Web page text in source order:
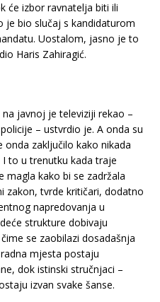
će izbor ravnatelja biti ili
je bio slučaj s kandidaturom
Uostalom, jasno je to
Haris Zahiragić.
javnoj je televiziji rekao –
– ustvrdio je. A onda su
zaključilo kako nikada
to u trenutku kada traje
magla kako bi se zadržala
zakon, tvrde kritičari, dodatno
napredovanja u
strukture dobivaju
se zaobilazi dosadašnja
mjesta postaju
dok istinski stručnjaci –
izvan svake šanse.